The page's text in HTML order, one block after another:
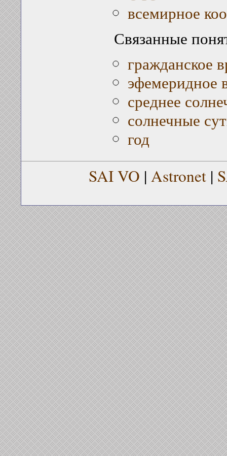
всемирное
Связанные
гражданское
эфемеридное
среднее
солнечные
год
SAI VO | Astronet |